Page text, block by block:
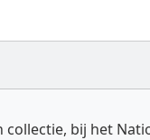
bij het